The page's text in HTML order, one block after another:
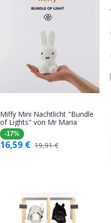
In den
Miffy Mini Nachtlicht "Bundle
of Lights" von Mr Maria
-17%
16,59 € 19,91€